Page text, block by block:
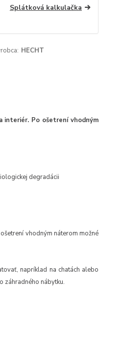
Splátková kalkulačka
HECHT
interiér. Po ošetrení vhodným
degradácii
vhodným náterom možné
napríklad na chatách alebo
záhradného nábytku.